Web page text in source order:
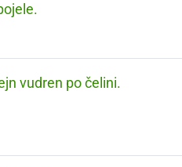
vudren po čelini.